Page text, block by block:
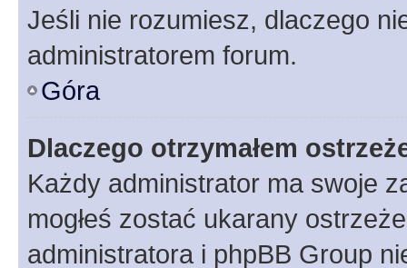
Jeśli nie rozumiesz, dlaczego
administratorem forum.
Góra
Dlaczego otrzymałem
Każdy administrator ma swoje
mogłeś zostać ukarany
administratora i phpBB Group